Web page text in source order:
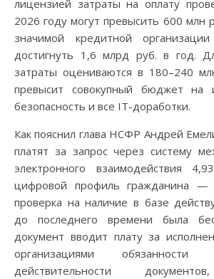
лицензией затраты на оплату
2026 году могут превысить 600 млн
значимой кредитной
достигнуть 1,6 млрд руб. в год.
затраты оцениваются в 180–240
превысит совокупный бюджет на
безопасность и все IT-доработки.
Как пояснил глава НСФР Андрей
платят за запрос через систему
электронного взаимодействия
цифровой профиль гражданина
проверка на наличие в базе
до последнего времени была
документ вводит плату за
организациями
действительности